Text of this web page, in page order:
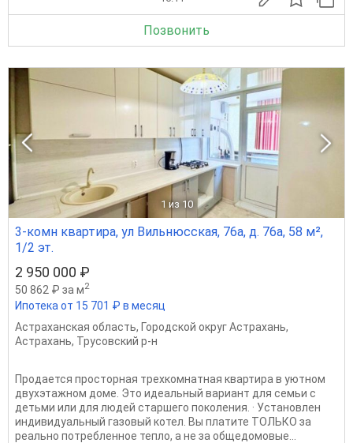
Позвонить
1 из 10
3-комн квартира, ул Вильнюсская, 76а, д. 76а, 58 м²,
1/2 эт.
2 950 000 ₽
50 862 ₽ за м2
Ипотека от 15 701 ₽ в месяц
Астраханская область, Городской округ Астрахань,
Астрахань, Трусовский р-н
Продается просторная трехкомнатная квартира в уютном
двухэтажном доме. Это идеальный вариант для семьи с
детьми или для людей старшего поколения. · Установлен
индивидуальный газовый котел. Вы платите ТОЛЬКО за
реально потребленное тепло, а не за общедомовые...